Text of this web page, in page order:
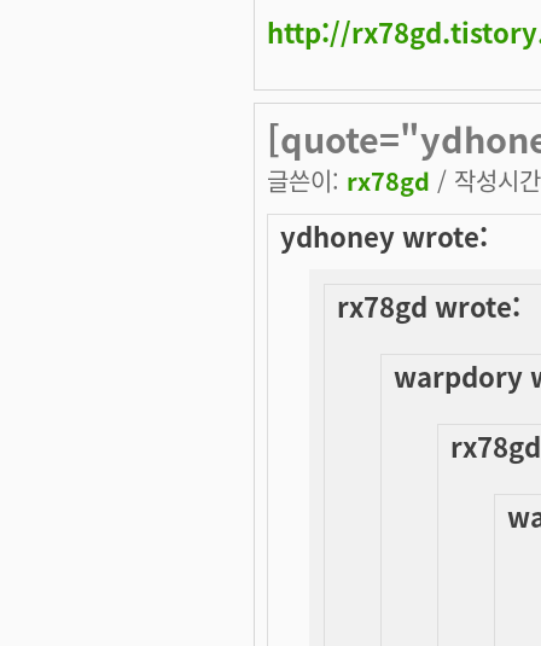
http://
글쓴이: rx78gd / 작성시
ydhoney wrote:
rx78gd wrote:
warpdory